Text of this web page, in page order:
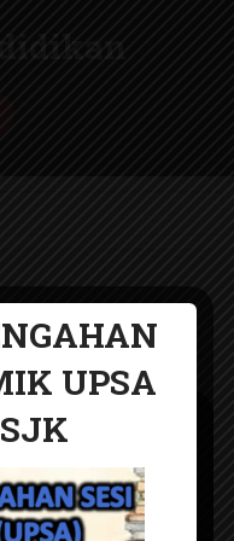
4 2026
2026
UPSA